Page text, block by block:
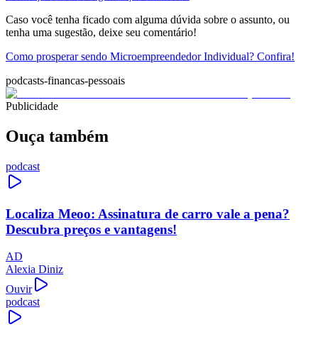
Caso você tenha ficado com alguma dúvida sobre o assunto, ou
tenha uma sugestão, deixe seu comentário!
Como prosperar sendo Microempreendedor Individual? Confira!
podcasts-financas-pessoais
Publicidade
Ouça também
podcast
Localiza Meoo: Assinatura de carro vale a pena?
Descubra preços e vantagens!
AD
Alexia Diniz
Ouvir
podcast